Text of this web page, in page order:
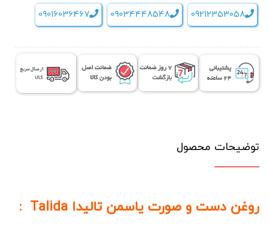
09212353058
09034448548
09016036467
توضیحات محصول
روغن دست و صورت یاسمن تالیدا Talida :